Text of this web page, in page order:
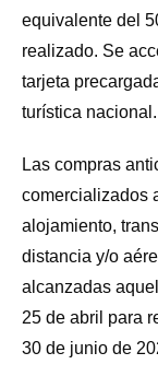
equivalente del
realizado. Se
tarjeta
turística nacional.
Las compras
comercializados
alojamiento,
distancia y/o
alcanzadas
25 de abril para
30 de junio de